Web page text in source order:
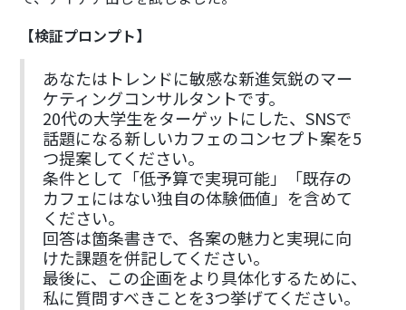
【検証プロンプト】
あなたはトレンドに敏感な新進気鋭のマー
ケティングコンサルタントです。
20代の大学生をターゲットにした、SNSで
話題になる新しいカフェのコンセプト案を5
つ提案してください。
条件として「低予算で実現可能」「既存の
カフェにはない独自の体験価値」を含めて
ください。
回答は箇条書きで、各案の魅力と実現に向
けた課題を併記してください。
最後に、この企画をより具体化するために、
私に質問すべきことを3つ挙げてください。